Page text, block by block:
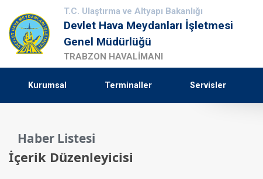
T.C. Ulaştırma ve Altyapı Bakanlığı
Devlet Hava Meydanları İşletmesi
Genel Müdürlüğü
TRABZON HAVALİMANI
Kurumsal Terminaller Servisler
Haber Listesi
İçerik Düzenleyicisi